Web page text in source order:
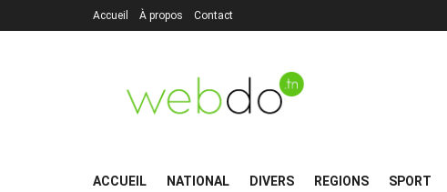
Accueil À propos Contact
ACCUEIL NATIONAL DIVERS REGIONS SPORT